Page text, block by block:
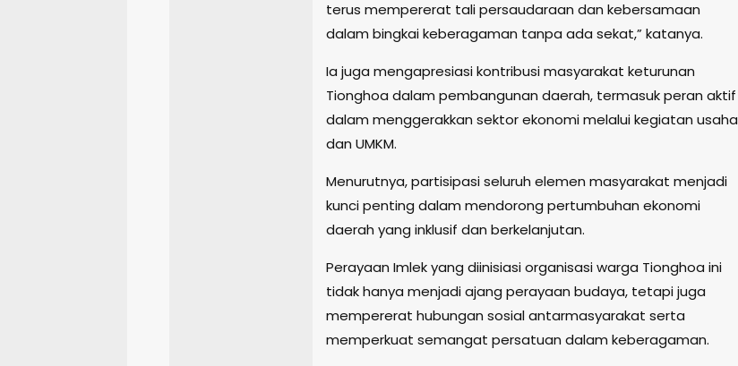
terus mempererat tali persaudaraan dan kebersamaan
dalam bingkai keberagaman tanpa ada sekat,” katanya.
Ia juga mengapresiasi kontribusi masyarakat keturunan
Tionghoa dalam pembangunan daerah, termasuk peran aktif
dalam menggerakkan sektor ekonomi melalui kegiatan usaha
dan UMKM.
Menurutnya, partisipasi seluruh elemen masyarakat menjadi
kunci penting dalam mendorong pertumbuhan ekonomi
daerah yang inklusif dan berkelanjutan.
Perayaan Imlek yang diinisiasi organisasi warga Tionghoa ini
tidak hanya menjadi ajang perayaan budaya, tetapi juga
mempererat hubungan sosial antarmasyarakat serta
memperkuat semangat persatuan dalam keberagaman.